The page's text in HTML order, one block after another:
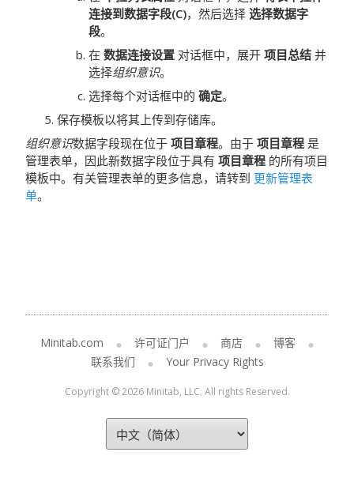
连接到数据字段(C)，然后选择 选择数据字
段。
在 数据连接设置 对话框中，展开 项目总结 并
选择组织意识。
选择每个对话框中的 确定。
保存模板以将其上传到存储库。
组织意识数据字段现在位于 项目章程。由于 项目章程 是
管理表单，因此新数据字段位于具有 项目章程 的所有项目
模板中。有关管理表单的更多信息，请转到 更新管理表
单。
Minitab.com 许可证门户 商店
博客
联系我们
Your Privacy Rights
Copyright © 2026 Minitab, LLC. All rights Reserved.